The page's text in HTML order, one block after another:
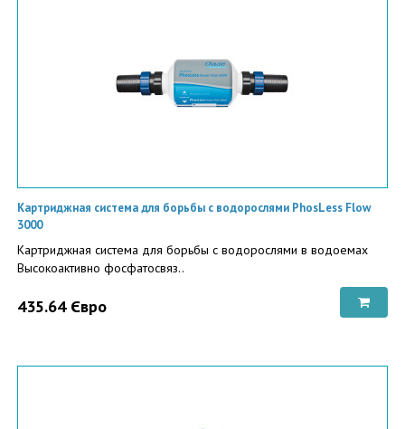
Картриджная система для борьбы с водорослями PhosLess Flow
3000
Картриджная система для борьбы с водорослями в водоемах
Высокоактивно фосфатосвяз..
435.64 Євро